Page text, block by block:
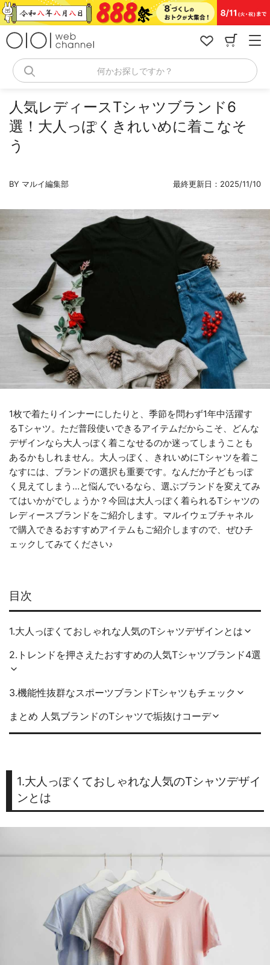
コ
ン
何かお探しですか？
人気レディースTシャツブランド6
選！大人っぽくきれいめに着こなそ
う
BY マルイ編集部 最終更新日：2025/11/10
1枚で着たりインナーにしたりと、季節を問わず1年中活躍す
るTシャツ。ただ普段使いできるアイテムだからこそ、どんな
デザインなら大人っぽく着こなせるのか迷ってしまうことも
あるかもしれません。大人っぽく、きれいめにTシャツを着こ
なすには、ブランドの選択も重要です。なんだか子どもっぽ
く見えてしまう…と悩んでいるなら、選ぶブランドを変えてみ
てはいかがでしょうか？今回は大人っぽく着られるTシャツの
レディースブランドをご紹介します。マルイウェブチャネル
で購入できるおすすめアイテムもご紹介しますので、ぜひチ
ェックしてみてください♪
目次
1.大人っぽくておしゃれな人気のTシャツデザインとは
2.トレンドを押さえたおすすめの人気Tシャツブランド4選
3.機能性抜群なスポーツブランドTシャツもチェック
まとめ 人気ブランドのTシャツで垢抜けコーデ
1.大人っぽくておしゃれな人気のTシャツデザイ
ンとは